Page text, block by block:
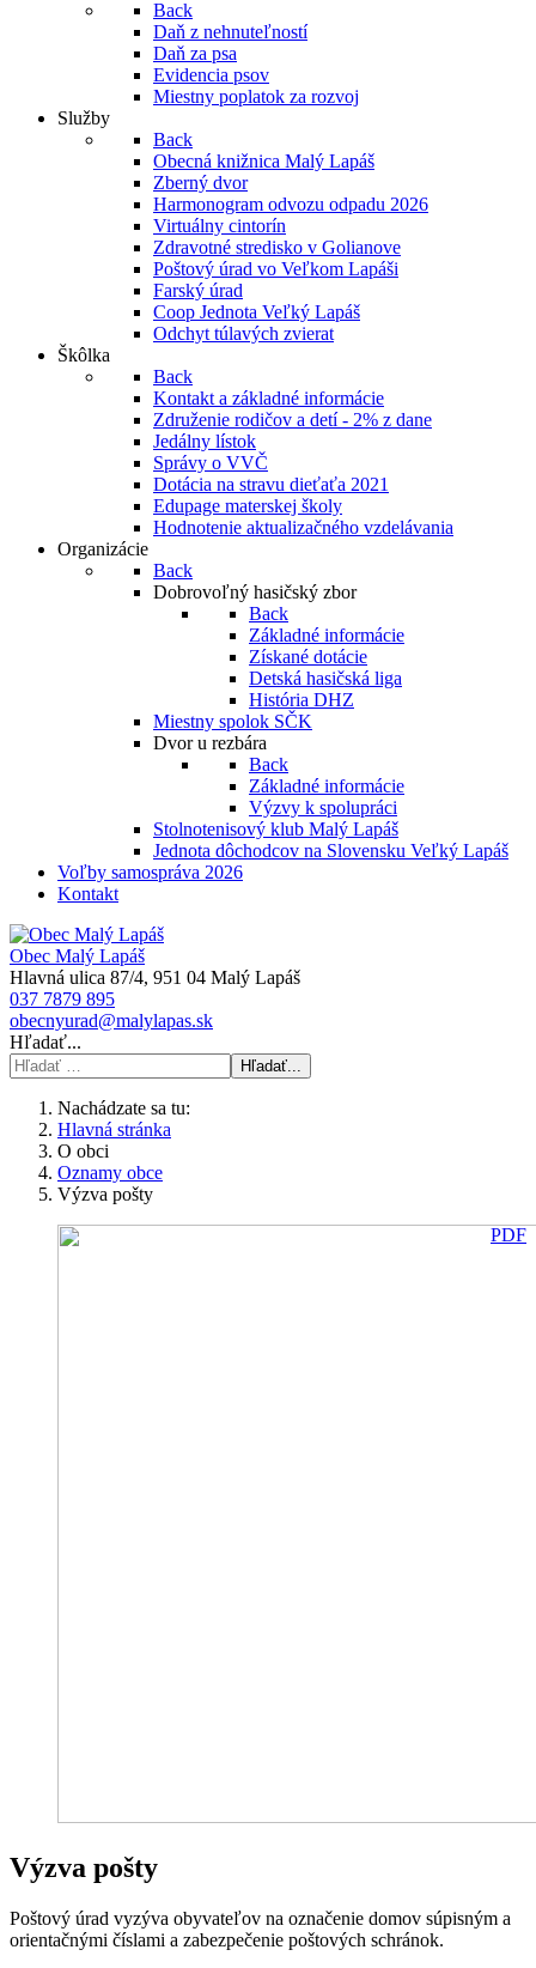
Back
Daň z nehnuteľností
Daň za psa
Evidencia psov
Miestny poplatok za rozvoj
Služby
Back
Obecná knižnica Malý Lapáš
Zberný dvor
Harmonogram odvozu odpadu 2026
Virtuálny cintorín
Zdravotné stredisko v Golianove
Poštový úrad vo Veľkom Lapáši
Farský úrad
Coop Jednota Veľký Lapáš
Odchyt túlavých zvierat
Škôlka
Back
Kontakt a základné informácie
Združenie rodičov a detí - 2% z dane
Jedálny lístok
Správy o VVČ
Dotácia na stravu dieťaťa 2021
Edupage materskej školy
Hodnotenie aktualizačného vzdelávania
Organizácie
Back
Dobrovoľný hasičský zbor
Back
Základné informácie
Získané dotácie
Detská hasičská liga
História DHZ
Miestny spolok SČK
Dvor u rezbára
Back
Základné informácie
Výzvy k spolupráci
Stolnotenisový klub Malý Lapáš
Jednota dôchodcov na Slovensku Veľký Lapáš
Voľby samospráva 2026
Kontakt
Obec Malý Lapáš
Hlavná ulica 87/4, 951 04 Malý Lapáš
037 7879 895
obecnyurad@malylapas.sk
Hľadať...
Hľadať...
Nachádzate sa tu:
Hlavná stránka
O obci
Oznamy obce
Výzva pošty
PDF
Výzva pošty
Poštový úrad vyzýva obyvateľov na označenie domov súpisným a
orientačnými číslami a zabezpečenie poštových schránok.